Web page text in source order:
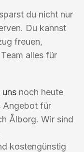
du nicht nur
Du kannst
freuen,
alles für
uns noch heute
Angebot für
Ålborg. Wir sind
kostengünstig